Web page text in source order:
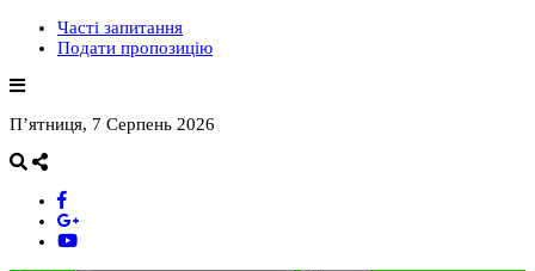
Часті запитання
Подати пропозицію
П’ятниця, 7 Серпень 2026